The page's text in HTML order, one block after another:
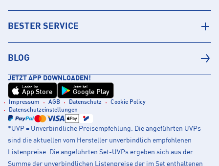
BESTER SERVICE
BLOG
JETZT APP DOWNLOADEN!
Laden im
App Store
Jetzt bei
Google Play
Impressum AGB Datenschutz
Cookie Policy
Datenschutzeinstellungen
*UVP = Unverbindliche Preisempfehlung. Die angeführten UVPs
sind die aktuellen vom Hersteller unverbindlich empfohlenen
Listenpreise. Die angeführten Set-UVPs ergeben sich aus der
Summe der unverbindlichen Listenpreise der im Set enthaltenen